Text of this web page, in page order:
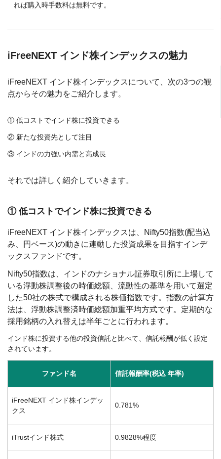
れば購入時手数料は無料です。
iFreeNEXT インド株インデックスの魅力
iFreeNEXT インド株インデックスについて、次の3つの観
点からその魅力をご紹介します。
① 低コストでインド株に投資できる
② 新たな投資先として注目
③ インドの力強い内需と高成長
それでは詳しく紹介していきます。
① 低コストでインド株に投資できる
iFreeNEXT インド株インデックスは、Nifty50指数(配当込
み、円ベース)の動きに連動した投資成果を目指すインデ
ックスファンドです。
Nifty50指数は、インドのナショナル証券取引所に上場して
いる浮動株調整後の時価総額、流動性の基準を用いて選定
した50社の株式で構成される株価指数です。指数の計算方
法は、浮動株調整済時価総額加重平均方式です。定期的な
採用銘柄の入れ替えは半年ごとに行われます。
インド株に投資する他の投資信託と比べて、信託報酬が低く設定
されています。
ファンド名 信託報酬率(税込 年率)
iFreeNEXT インド株インデッ
クス
0.781%
iTrustインド株式 0.9828%程度